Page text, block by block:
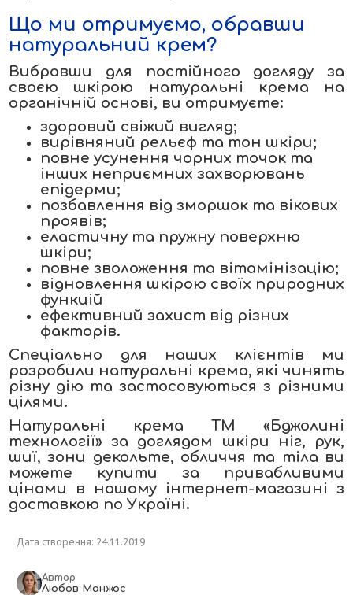
Що ми отримуємо, обравши
натуральний крем?
Вибравши для постійного догляду за
своєю шкірою натуральні крема на
органічній основі, ви отримуєте:
здоровий свіжий вигляд;
вирівняний рельєф та тон шкіри;
повне усунення чорних точок та
інших неприємних захворювань
епідерми;
позбавлення від зморшок та вікових
проявів;
еластичну та пружну поверхню
шкіри;
повне зволоження та вітамінізацію;
відновлення шкірою своїх природних
функцій
ефективний захист від різних
факторів.
Спеціально для наших клієнтів ми
розробили натуральні крема, які чинять
різну дію та застосовуються з різними
цілями.
Натуральні крема ТМ «Бджолині
технології» за доглядом шкіри ніг, рук,
шиї, зони декольте, обличчя та тіла ви
можете купити за привабливими
цінами в нашому інтернет-магазині з
доставкою по Україні.
Дата створення: 24.11.2019
Автор
Любов Манжос